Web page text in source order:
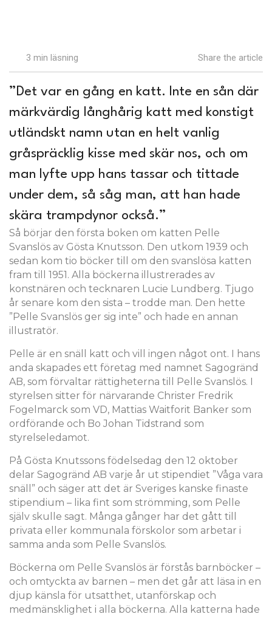
3 min läsning Share the article
”Det var en gång en katt. Inte en sån där
märkvärdig långhårig katt med konstigt
utländskt namn utan en helt vanlig
gråspräcklig kisse med skär nos, och om
man lyfte upp hans tassar och tittade
under dem, så såg man, att han hade
skära trampdynor också.”
Så börjar den första boken om katten Pelle
Svanslös av Gösta Knutsson. Den utkom 1939 och
sedan kom tio böcker till om den svanslösa katten
fram till 1951. Alla böckerna illustrerades av
konstnären och tecknaren Lucie Lundberg. Tjugo
år senare kom den sista – trodde man. Den hette
”Pelle Svanslös ger sig inte” och hade en annan
illustratör.
Pelle är en snäll katt och vill ingen något ont. I hans
anda skapades ett företag med namnet Sagogränd
AB, som förvaltar rättigheterna till Pelle Svanslös. I
styrelsen sitter för närvarande Christer Fredrik
Fogelmarck som VD, Mattias Waitforit Banker som
ordförande och Bo Johan Tidstrand som
styrelseledamot.
På Gösta Knutssons födelsedag den 12 oktober
delar Sagogränd AB varje år ut stipendiet ”Våga vara
snäll” och säger att det är Sveriges kanske finaste
stipendium – lika fint som strömming, som Pelle
själv skulle sagt. Många gånger har det gått till
privata eller kommunala förskolor som arbetar i
samma anda som Pelle Svanslös.
Böckerna om Pelle Svanslös är förstås barnböcker –
och omtyckta av barnen – men det går att läsa in en
djup känsla för utsatthet, utanförskap och
medmänsklighet i alla böckerna. Alla katterna hade